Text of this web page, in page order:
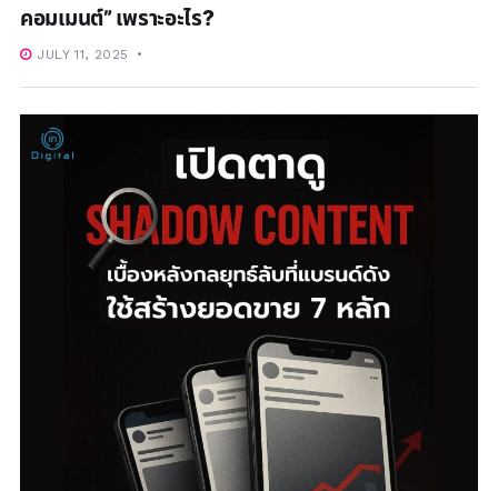
คอมเมนต์” เพราะอะไร?
JULY 11, 2025